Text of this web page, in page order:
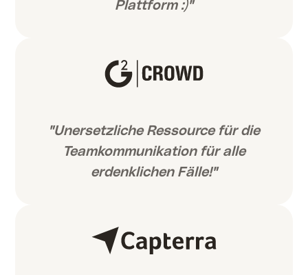
Plattform :)"
"Unersetzliche Ressource für die
Teamkommunikation für alle
erdenklichen Fälle!"